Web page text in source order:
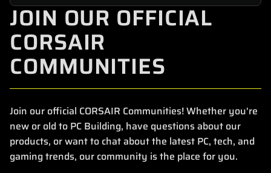
JOIN OUR OFFICIAL
CORSAIR
COMMUNITIES
Join our official CORSAIR Communities! Whether you're
new or old to PC Building, have questions about our
products, or want to chat about the latest PC, tech, and
gaming trends, our community is the place for you.